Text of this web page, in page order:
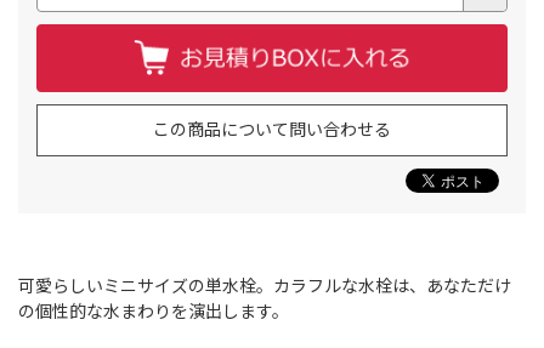
この商品について問い合わせる
可愛らしいミニサイズの単水栓。カラフルな水栓は、あなただけ
の個性的な水まわりを演出します。